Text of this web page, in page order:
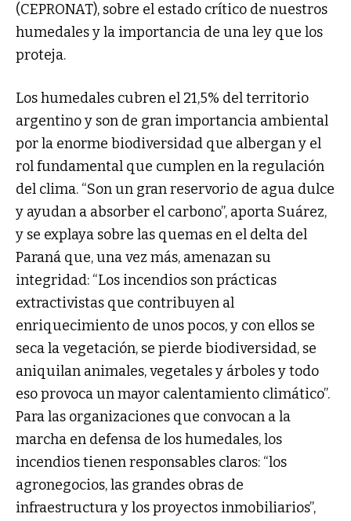
(CEPRONAT), sobre el estado crítico de nuestros
humedales y la importancia de una ley que los
proteja.
Los humedales cubren el 21,5% del territorio
argentino y son de gran importancia ambiental
por la enorme biodiversidad que albergan y el
rol fundamental que cumplen en la regulación
del clima. “Son un gran reservorio de agua dulce
y ayudan a absorber el carbono”, aporta Suárez,
y se explaya sobre las quemas en el delta del
Paraná que, una vez más, amenazan su
integridad: “Los incendios son prácticas
extractivistas que contribuyen al
enriquecimiento de unos pocos, y con ellos se
seca la vegetación, se pierde biodiversidad, se
aniquilan animales, vegetales y árboles y todo
eso provoca un mayor calentamiento climático”.
Para las organizaciones que convocan a la
marcha en defensa de los humedales, los
incendios tienen responsables claros: “los
agronegocios, las grandes obras de
infraestructura y los proyectos inmobiliarios”,